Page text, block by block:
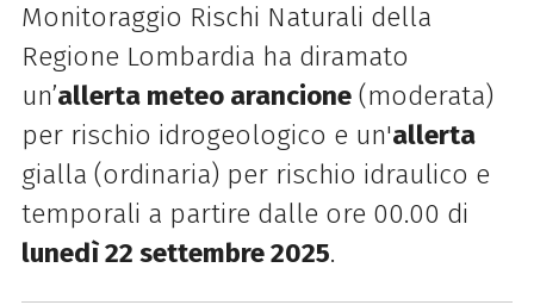
Monitoraggio Rischi Naturali della
Regione Lombardia ha diramato
un’allertameteo arancione(moderata)
per rischio idrogeologico e un'allerta
gialla (ordinaria) per rischio idraulico e
temporali a partire dalle ore 00.00 di
lunedì 22 settembre 2025.